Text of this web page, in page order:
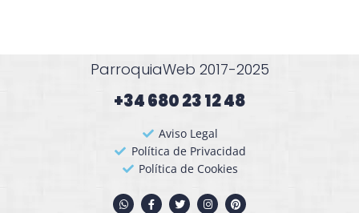
ParroquiaWeb 2017-2025
+34 680 23 12 48​
Aviso Legal
Política de Privacidad
Política de Cookies
W
h
F
a
T
w
I
n
P
i